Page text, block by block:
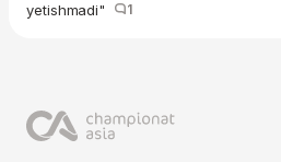
yetishmadi"
1